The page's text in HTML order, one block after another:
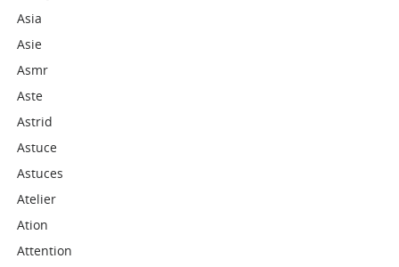
Asia
Asie
Asmr
Aste
Astrid
Astuce
Astuces
Atelier
Ation
Attention